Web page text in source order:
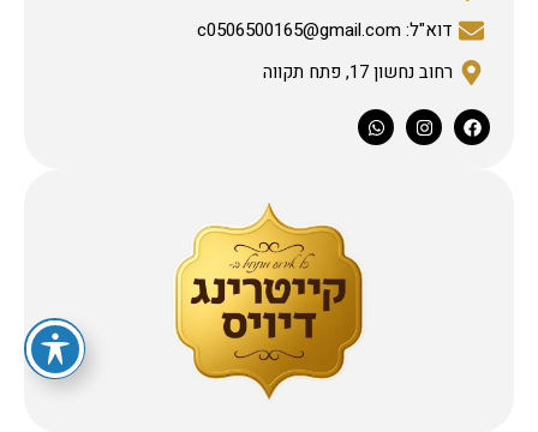
דוא"ל: c0506500165@gmail.com
רחוב נחשון 17, פתח תקווה